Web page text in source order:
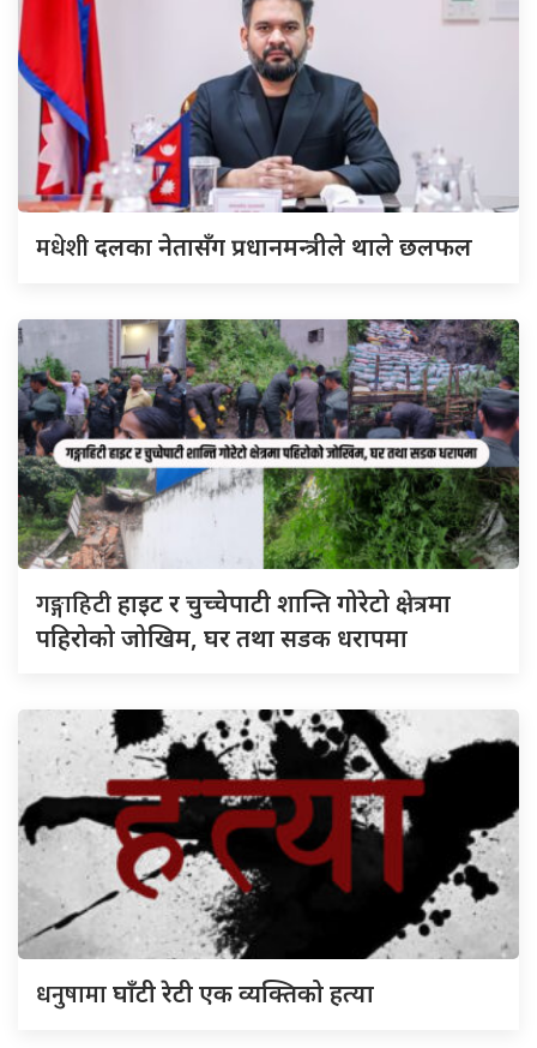
मधेशीदलका नेतासँग प्रधानमन्त्रीले थाले छलफल
गङ्गाहिटीहाइट र चुच्चेपाटी शान्ति गोरेटो क्षेत्रमा
पहिरोको जोखिम, घर तथा सडक धरापमा
धनुषामाघाँटी रेटी एक व्यक्तिको हत्या